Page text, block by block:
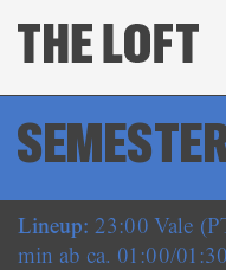
Lineup: 23:00 Vale
min ab ca. 01:00/